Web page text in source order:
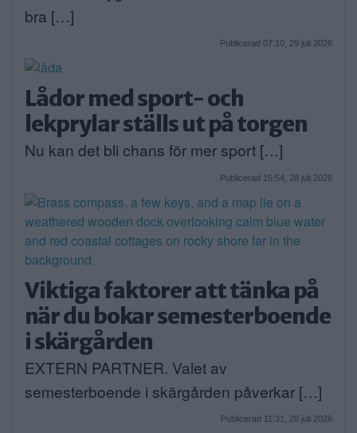
bra […]
Publicerad 07:10, 29 juli 2026
Lådor med sport- och
lekprylar ställs ut på torgen
Nu kan det bli chans för mer sport […]
Publicerad 15:54, 28 juli 2026
Viktiga faktorer att tänka på
när du bokar semesterboende
i skärgården
EXTERN PARTNER. Valet av
semesterboende i skärgården påverkar […]
Publicerad 11:31, 28 juli 2026